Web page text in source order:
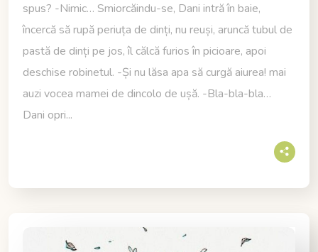
spus? -Nimic… Smiorcăindu-se, Dani intră în baie,
încercă să rupă periuța de dinți, nu reuși, aruncă tubul de
pastă de dinți pe jos, îl călcă furios în picioare, apoi
deschise robinetul. -Și nu lăsa apa să curgă aiurea! mai
auzi vocea mamei de dincolo de ușă. -Bla-bla-bla…
Dani opri...